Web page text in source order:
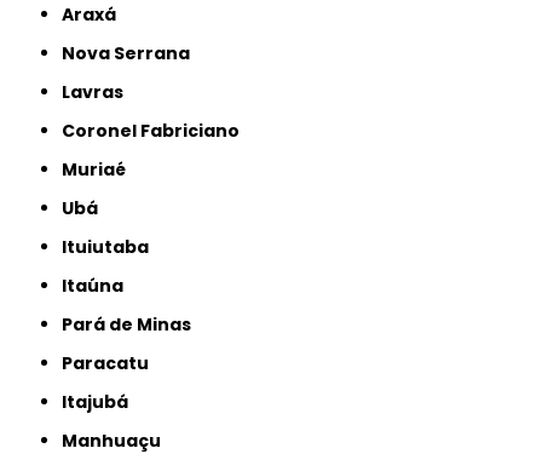
Araxá
Nova Serrana
Lavras
Coronel Fabriciano
Muriaé
Ubá
Ituiutaba
Itaúna
Pará de Minas
Paracatu
Itajubá
Manhuaçu